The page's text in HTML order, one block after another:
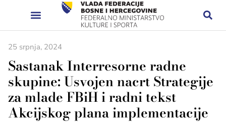
25 srpnja, 2024
Sastanak Interresorne radne
skupine: Usvojen nacrt Strategije
za mlade FBiH i radni tekst
Akcijskog plana implementacije